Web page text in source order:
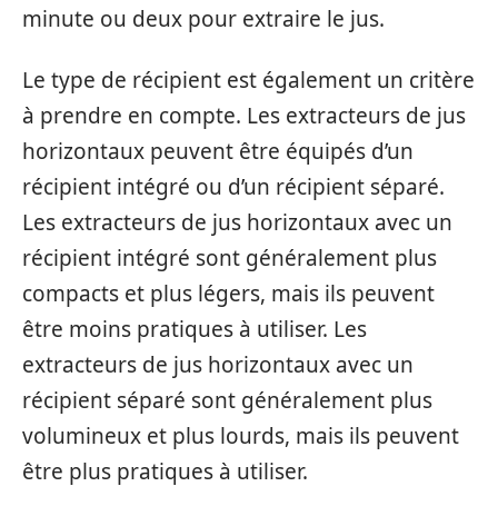
minute ou deux pour extraire le jus.
Le type de récipient est également un critère
à prendre en compte. Les extracteurs de jus
horizontaux peuvent être équipés d’un
récipient intégré ou d’un récipient séparé.
Les extracteurs de jus horizontaux avec un
récipient intégré sont généralement plus
compacts et plus légers, mais ils peuvent
être moins pratiques à utiliser. Les
extracteurs de jus horizontaux avec un
récipient séparé sont généralement plus
volumineux et plus lourds, mais ils peuvent
être plus pratiques à utiliser.